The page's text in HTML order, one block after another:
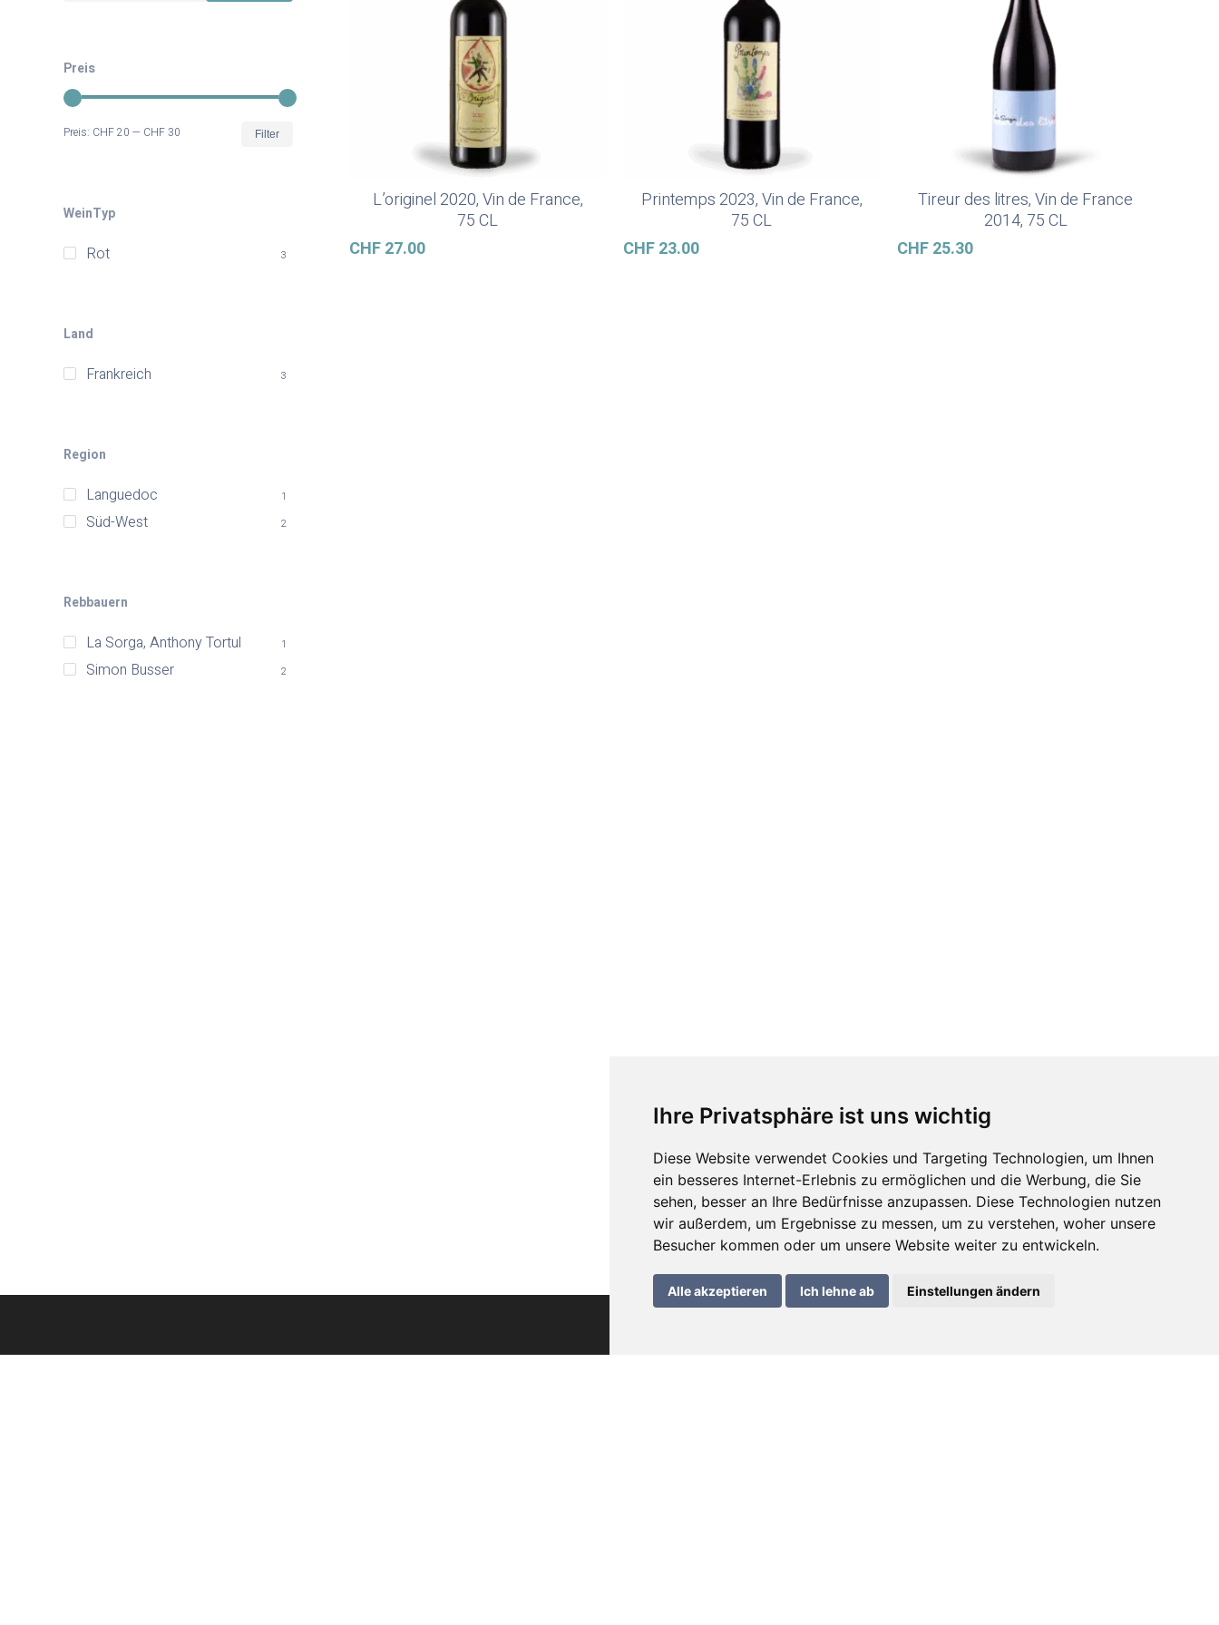
Ihre Privatsphäre ist uns wichtig
Diese Website verwendet Cookies und Targeting Technologien, um Ihnen
ein besseres Internet-Erlebnis zu ermöglichen und die Werbung, die Sie
sehen, besser an Ihre Bedürfnisse anzupassen. Diese Technologien nutzen
wir außerdem, um Ergebnisse zu messen, um zu verstehen, woher unsere
Besucher kommen oder um unsere Website weiter zu entwickeln.
Alle akzeptieren Ich lehne ab Einstellungen ändern
Preis
Filter
Preis: CHF 20 — CHF 30
WeinTyp
Rot 3
Land
Frankreich 3
Region
Languedoc 1
Süd-West 2
Rebbauern
La Sorga, Anthony Tortul 1
Simon Busser 2
In Den Warenkorb
L’originel 2020, Vin de France,
75 CL
CHF27.00
In Den Warenkorb
Printemps 2023, Vin de France,
75 CL
CHF23.00
In Den Warenkorb
Tireur des litres, Vin de France
2014, 75 CL
CHF25.30